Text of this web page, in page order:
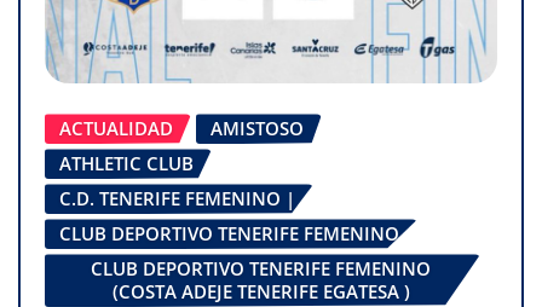
ACTUALIDAD
AMISTOSO
ATHLETIC CLUB
C.D. TENERIFE FEMENINO |
CLUB DEPORTIVO TENERIFE FEMENINO
CLUB DEPORTIVO TENERIFE FEMENINO
(COSTA ADEJE TENERIFE EGATESA )